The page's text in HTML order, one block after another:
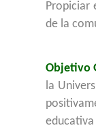
Propiciar
de la
Objetivo
la